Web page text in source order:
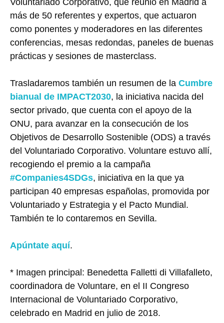
Voluntariado Corporativo, que reunió en Madrid a
más de 50 referentes y expertos, que actuaron
como ponentes y moderadores en las diferentes
conferencias, mesas redondas, paneles de buenas
prácticas y sesiones de masterclass.
Trasladaremos también un resumen de la Cumbre
bianual de IMPACT2030, la iniciativa nacida del
sector privado, que cuenta con el apoyo de la
ONU, para avanzar en la consecución de los
Objetivos de Desarrollo Sostenible (ODS) a través
del Voluntariado Corporativo. Voluntare estuvo allí,
recogiendo el premio a la campaña
#Companies4SDGs, iniciativa en la que ya
participan 40 empresas españolas, promovida por
Voluntariado y Estrategia y el Pacto Mundial.
También te lo contaremos en Sevilla.
Apúntate aquí.
* Imagen principal: Benedetta Falletti di Villafalleto,
coordinadora de Voluntare, en el II Congreso
Internacional de Voluntariado Corporativo,
celebrado en Madrid en julio de 2018.